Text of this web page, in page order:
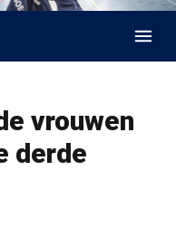
vrouwen
derde